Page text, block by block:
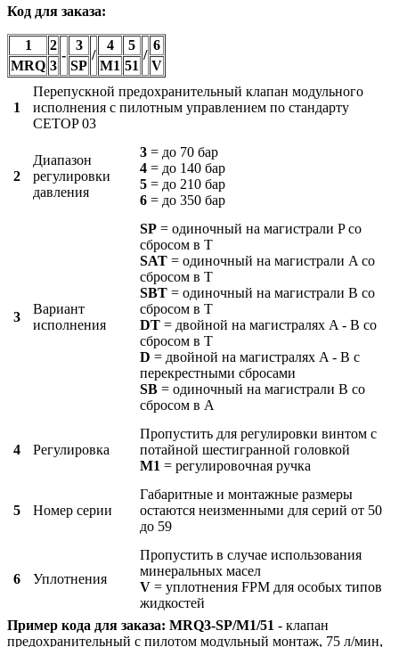
Код для заказа:
1 2
-
3
/
4 5
/
6
MRQ 3 SP M1 51 V
1
Перепускной предохранительный клапан модульного
исполнения с пилотным управлением по стандарту
CETOP 03
2
Диапазон
регулировки
давления
3 = до 70 бар
4 = до 140 бар
5 = до 210 бар
6 = до 350 бар
3
Вариант
исполнения
SP = одиночный на магистрали P со
сбросом в T
SAT = одиночный на магистрали A со
сбросом в T
SBT = одиночный на магистрали B со
сбросом в T
DT = двойной на магистралях A - B со
сбросом в T
D = двойной на магистралях A - B с
перекрестными сбросами
SB = одиночный на магистрали B со
сбросом в A
4 Регулировка
Пропустить для регулировки винтом с
потайной шестигранной головкой
M1 = регулировочная ручка
5 Номер серии
Габаритные и монтажные размеры
остаются неизменными для серий от 50
до 59
6 Уплотнения
Пропустить в случае использования
минеральных масел
V = уплотнения FPM для особых типов
жидкостей
Пример кода для заказа: MRQ3-SP/M1/51 - клапан
предохранительный с пилотом модульный монтаж, 75 л/мин,